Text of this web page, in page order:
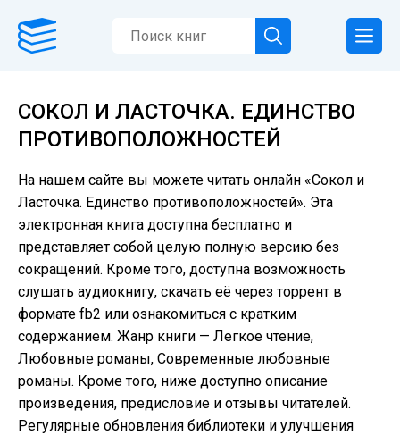
СОКОЛ И ЛАСТОЧКА. ЕДИНСТВО
ПРОТИВОПОЛОЖНОСТЕЙ
На нашем сайте вы можете читать онлайн «Сокол и
Ласточка. Единство противоположностей». Эта
электронная книга доступна бесплатно и
представляет собой целую полную версию без
сокращений. Кроме того, доступна возможность
слушать аудиокнигу, скачать её через торрент в
формате fb2 или ознакомиться с кратким
содержанием. Жанр книги — Легкое чтение,
Любовные романы, Современные любовные
романы. Кроме того, ниже доступно описание
произведения, предисловие и отзывы читателей.
Регулярные обновления библиотеки и улучшения